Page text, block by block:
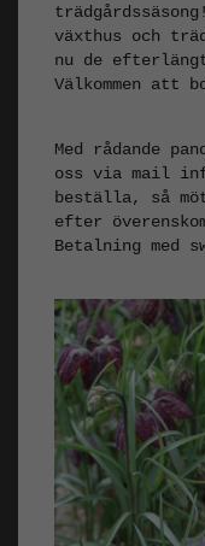
växthus och
nu de
Välkommen att
Med rådande
oss via mail
beställa, så
efter
Betalning med